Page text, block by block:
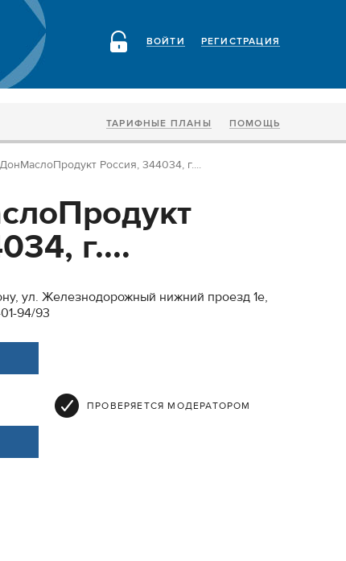
РЕГИСТРАЦИЯ
ВОЙТИ
ТАРИФНЫЕ ПЛАНЫ ПОМОЩЬ
Россия, 344034, г....
г....
ул. Железнодорожный нижний проезд 1е,
94/93
ПРОВЕРЯЕТСЯ МОДЕРАТОРОМ